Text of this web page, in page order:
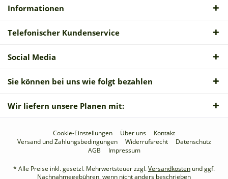
Informationen
Telefonischer Kundenservice
Social Media
Sie können bei uns wie folgt bezahlen
Wir liefern unsere Planen mit:
Cookie-Einstellungen Über uns
Kontakt
Versand und Zahlungsbedingungen
Widerrufsrecht
Datenschutz
AGB
Impressum
* Alle Preise inkl. gesetzl. Mehrwertsteuer zzgl.Versandkosten und ggf.
Nachnahmegebühren, wenn nicht anders beschrieben